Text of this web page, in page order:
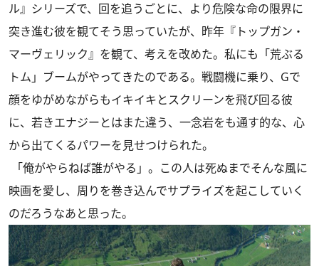
ル』シリーズで、回を追うごとに、より危険な命の限界に
突き進む彼を観てそう思っていたが、昨年『トップガン・
マーヴェリック』を観て、考えを改めた。私にも「荒ぶる
トム」ブームがやってきたのである。戦闘機に乗り、Gで
顔をゆがめながらもイキイキとスクリーンを飛び回る彼
に、若きエナジーとはまた違う、一念岩をも通す的な、心
から出てくるパワーを見せつけられた。
「俺がやらねば誰がやる」。この人は死ぬまでそんな風に
映画を愛し、周りを巻き込んでサプライズを起こしていく
のだろうなあと思った。